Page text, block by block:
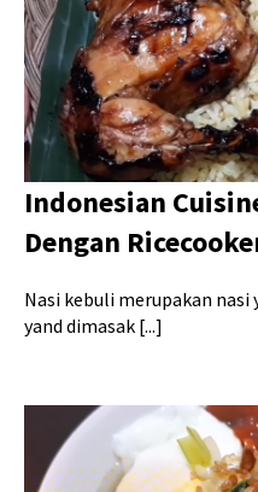
Indonesian
Dengan
Nasi kebuli merupakan nasi
yand dimasak [...]